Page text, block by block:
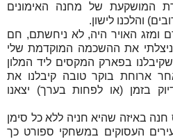
המושקעת של מחנה האימונים
והלכנו לישון.
ומזג האויר היה, לא ניחשתם, חם
30 מעלות. ניצלתי את ההשכמה המוקדמת שלי
בפארק המקסים ליד המלון
ארוחת בוקר טובה קיבלנו את
בזמן (או לפחות בערך) יצאנו
באיזה שהיא חניה ללא כל סימן
העסוקים במשחקי ספורט כך